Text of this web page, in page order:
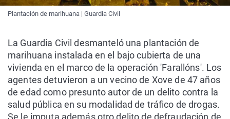
Plantación de marihuana | Guardia Civil
La Guardia Civil desmanteló una plantación de
marihuana instalada en el bajo cubierta de una
vivienda en el marco de la operación 'Farallóns'. Los
agentes detuvieron a un vecino de Xove de 47 años
de edad como presunto autor de un delito contra la
salud pública en su modalidad de tráfico de drogas.
Se le imputa además otro delito de defraudación de